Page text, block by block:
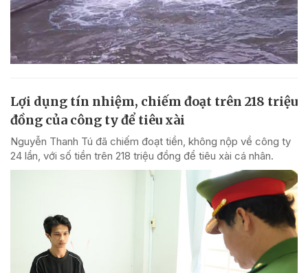
Lợi dụng tín nhiệm, chiếm đoạt trên 218 triệu
đồng của công ty để tiêu xài
Nguyễn Thanh Tú đã chiếm đoạt tiền, không nộp về công ty
24 lần, với số tiền trên 218 triệu đồng để tiêu xài cá nhân.